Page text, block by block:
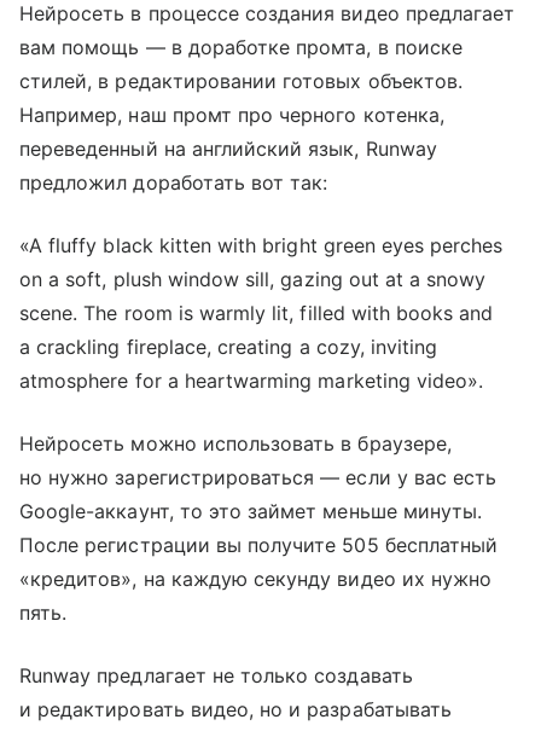
Нейросеть в процессе создания видео предлагает
вам помощь — в доработке промта, в поиске
стилей, в редактировании готовых объектов.
Например, наш промт про черного котенка,
переведенный на английский язык, Runway
предложил доработать вот так:
«A fluffy black kitten with bright green eyes perches
on a soft, plush window sill, gazing out at a snowy
scene. The room is warmly lit, filled with books and
a crackling fireplace, creating a cozy, inviting
atmosphere for a heartwarming marketing video».
Нейросеть можно использовать в браузере,
но нужно зарегистрироваться — если у вас есть
Google-аккаунт, то это займет меньше минуты.
После регистрации вы получите 505 бесплатный
«кредитов», на каждую секунду видео их нужно
пять.
Runway предлагает не только создавать
и редактировать видео, но и разрабатывать